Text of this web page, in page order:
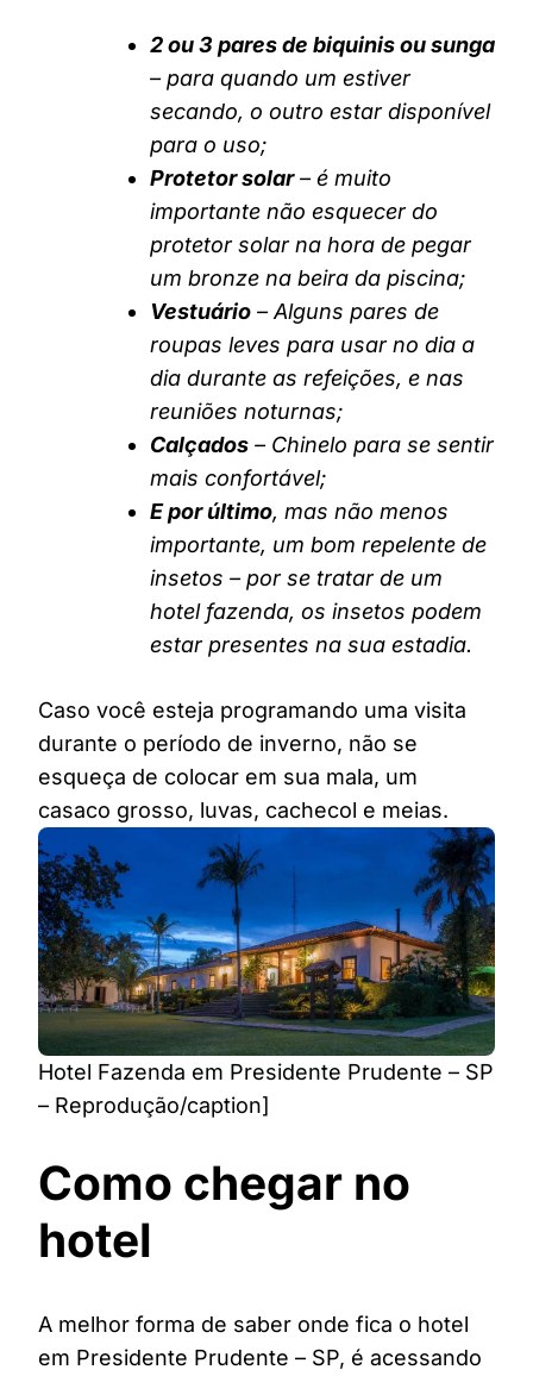
2 ou 3 pares de biquinis ou sunga
– para quando um estiver
secando, o outro estar disponível
para o uso;
Protetor solar– é muito
importante não esquecer do
protetor solar na hora de pegar
um bronze na beira da piscina;
Vestuário – Alguns pares de
roupas leves para usar no dia a
dia durante as refeições, e nas
reuniões noturnas;
Calçados – Chinelo para se sentir
mais confortável;
E por último, mas não menos
importante, um bom repelente de
insetos – por se tratar de um
hotel fazenda, os insetos podem
estar presentes na sua estadia.
Caso você esteja programando uma visita
durante o período de inverno, não se
esqueça de colocar em sua mala, um
casaco grosso, luvas, cachecol e meias.
Hotel Fazenda em Presidente Prudente – SP
– Reprodução/caption]
Como chegar no
hotel
A melhor forma de saber onde fica o hotel
em Presidente Prudente – SP, é acessando